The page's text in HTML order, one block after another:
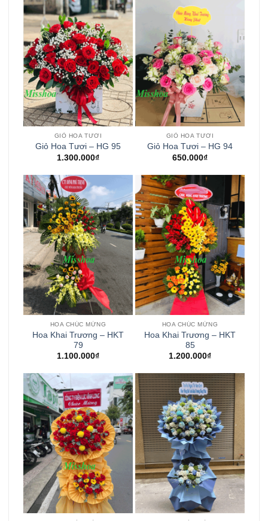
GIỎ HOA TƯƠI
Giỏ Hoa Tươi – HG 95
1.300.000₫
GIỎ HOA TƯƠI
Giỏ Hoa Tươi – HG 94
650.000₫
HOA CHÚC MỪNG
Hoa Khai Trương – HKT
79
1.100.000₫
HOA CHÚC MỪNG
Hoa Khai Trương – HKT
85
1.200.000₫